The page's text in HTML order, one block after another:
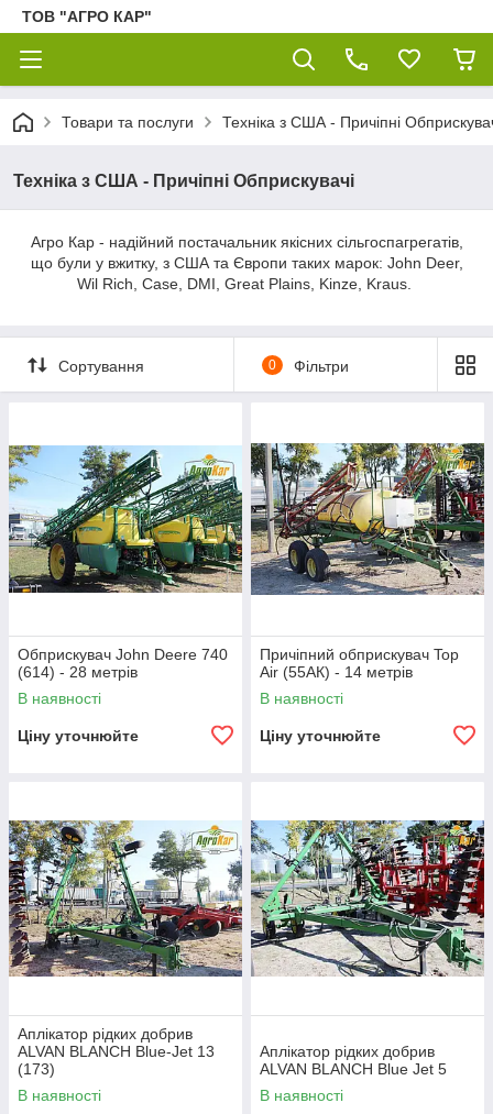
ТОВ "АГРО КАР"
Товари та послуги Техніка з США - Причіпні
Техніка з США - Причіпні Обприскувачі
Агро Кар - надійний постачальник якісних сільгоспагрегатів,
що були у вжитку, з США та Європи таких марок: John Deer,
Wil Rich, Case, DMI, Great Plains, Kinze, Kraus.
Сортування 0 Фільтри
Обприскувач John Deere 740
(614) - 28 метрів
В наявності
Ціну уточнюйте
Причіпний обприскувач Top
Air (55АК) - 14 метрів
В наявності
Ціну уточнюйте
Аплікатор рідких добрив
ALVAN BLANCH Blue-Jet 13
(173)
В наявності
Аплікатор рідких добрив
ALVAN BLANCH Blue Jet 5
В наявності